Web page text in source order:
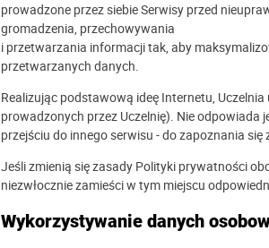
prowadzone przez siebie Serwisy przed
gromadzenia, przechowywania
i przetwarzania informacji tak, aby
przetwarzanych danych.
Realizując podstawową ideę Internetu,
prowadzonych przez Uczelnię). Nie
przejściu do innego serwisu - do zapoznania
Jeśli zmienią się zasady Polityki prywatności
niezwłocznie zamieści w tym miejscu
Wykorzystywanie danych